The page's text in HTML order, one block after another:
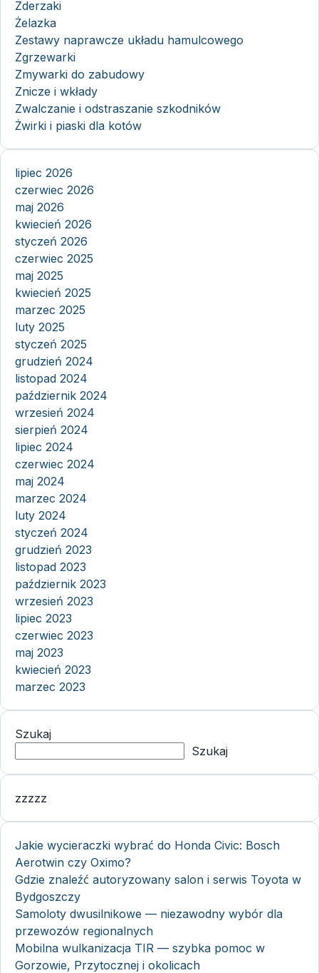
Zderzaki
Żelazka
Zestawy naprawcze układu hamulcowego
Zgrzewarki
Zmywarki do zabudowy
Znicze i wkłady
Zwalczanie i odstraszanie szkodników
Żwirki i piaski dla kotów
lipiec 2026
czerwiec 2026
maj 2026
kwiecień 2026
styczeń 2026
czerwiec 2025
maj 2025
kwiecień 2025
marzec 2025
luty 2025
styczeń 2025
grudzień 2024
listopad 2024
październik 2024
wrzesień 2024
sierpień 2024
lipiec 2024
czerwiec 2024
maj 2024
marzec 2024
luty 2024
styczeń 2024
grudzień 2023
listopad 2023
październik 2023
wrzesień 2023
lipiec 2023
czerwiec 2023
maj 2023
kwiecień 2023
marzec 2023
Szukaj
Szukaj
zzzzz
Jakie wycieraczki wybrać do Honda Civic: Bosch
Aerotwin czy Oximo?
Gdzie znaleźć autoryzowany salon i serwis Toyota w
Bydgoszczy
Samoloty dwusilnikowe — niezawodny wybór dla
przewozów regionalnych
Mobilna wulkanizacja TIR — szybka pomoc w
Gorzowie, Przytocznej i okolicach